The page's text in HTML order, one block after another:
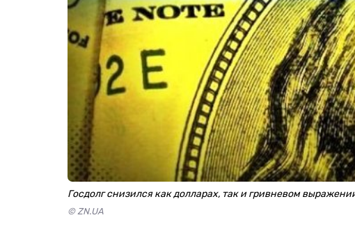
Госдолг снизился как долларах, так и гривневом
© ZN.UA